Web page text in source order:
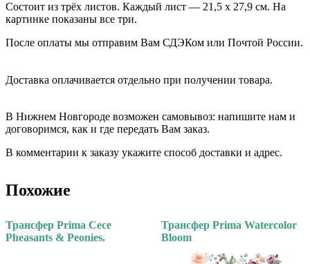
Состоит из трёх листов. Каждый лист — 21,5 х 27,9 см. На
картинке показаны все три.
После оплаты мы отправим Вам СДЭКом или Почтой России.
Доставка оплачивается отдельно при получении товара. ⠀⠀
В Нижнем Новгороде возможен самовывоз: напишите нам и
договоримся, как и где передать Вам заказ.
В комментарии к заказу укажите способ доставки и адрес.
Похожие
Трансфер Prima Cece
Pheasants & Peonies.
Трансфер Prima Watercolor
Bloom